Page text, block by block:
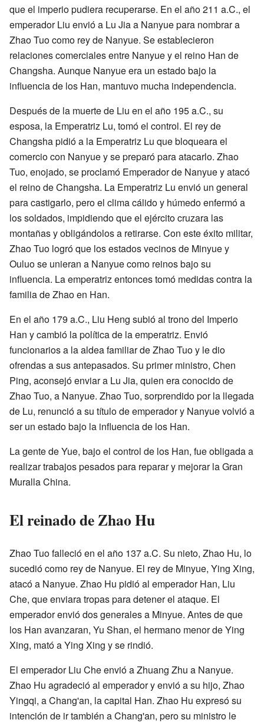
que el imperio pudiera recuperarse. En el año 211 a.C., el
emperador Liu envió a Lu Jia a Nanyue para nombrar a
Zhao Tuo como rey de Nanyue. Se establecieron
relaciones comerciales entre Nanyue y el reino Han de
Changsha. Aunque Nanyue era un estado bajo la
influencia de los Han, mantuvo mucha independencia.
Después de la muerte de Liu en el año 195 a.C., su
esposa, la Emperatriz Lu, tomó el control. El rey de
Changsha pidió a la Emperatriz Lu que bloqueara el
comercio con Nanyue y se preparó para atacarlo. Zhao
Tuo, enojado, se proclamó Emperador de Nanyue y atacó
el reino de Changsha. La Emperatriz Lu envió un general
para castigarlo, pero el clima cálido y húmedo enfermó a
los soldados, impidiendo que el ejército cruzara las
montañas y obligándolos a retirarse. Con este éxito militar,
Zhao Tuo logró que los estados vecinos de Minyue y
Ouluo se unieran a Nanyue como reinos bajo su
influencia. La emperatriz entonces tomó medidas contra la
familia de Zhao en Han.
En el año 179 a.C., Liu Heng subió al trono del Imperio
Han y cambió la política de la emperatriz. Envió
funcionarios a la aldea familiar de Zhao Tuo y le dio
ofrendas a sus antepasados. Su primer ministro, Chen
Ping, aconsejó enviar a Lu Jia, quien era conocido de
Zhao Tuo, a Nanyue. Zhao Tuo, sorprendido por la llegada
de Lu, renunció a su título de emperador y Nanyue volvió a
ser un estado bajo la influencia de los Han.
La gente de Yue, bajo el control de los Han, fue obligada a
realizar trabajos pesados para reparar y mejorar la Gran
Muralla China.
El reinado de Zhao Hu
Zhao Tuo falleció en el año 137 a.C. Su nieto, Zhao Hu, lo
sucedió como rey de Nanyue. El rey de Minyue, Ying Xing,
atacó a Nanyue. Zhao Hu pidió al emperador Han, Liu
Che, que enviara tropas para detener el ataque. El
emperador envió dos generales a Minyue. Antes de que
los Han avanzaran, Yu Shan, el hermano menor de Ying
Xing, mató a Ying Xing y se rindió.
El emperador Liu Che envió a Zhuang Zhu a Nanyue.
Zhao Hu agradeció al emperador y envió a su hijo, Zhao
Yingqi, a Chang'an, la capital Han. Zhao Hu expresó su
intención de ir también a Chang'an, pero su ministro le